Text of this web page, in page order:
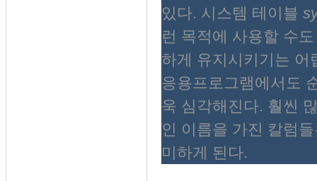
있다. 시스템 테이블
런 목적에 사용할 수
하게 유지시키기는 어
응용프로그램에서도
욱 심각해진다. 훨씬
인 이름을 가진 칼럼
미하게 된다.